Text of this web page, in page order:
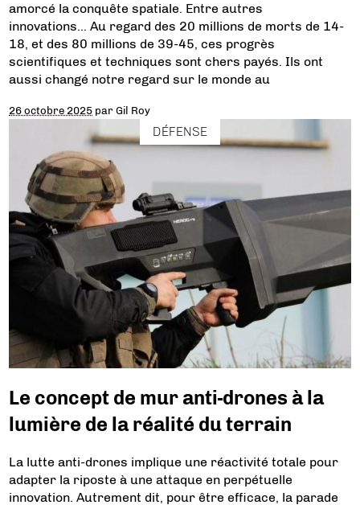
amorcé la conquête spatiale. Entre autres
innovations… Au regard des 20 millions de morts de 14-
18, et des 80 millions de 39-45, ces progrès
scientifiques et techniques sont chers payés. Ils ont
aussi changé notre regard sur le monde au
26 octobre 2025 parGil Roy
DÉFENSE
Le concept de mur anti-drones à la
lumière de la réalité du terrain
La lutte anti-drones implique une réactivité totale pour
adapter la riposte à une attaque en perpétuelle
innovation. Autrement dit, pour être efficace, la parade